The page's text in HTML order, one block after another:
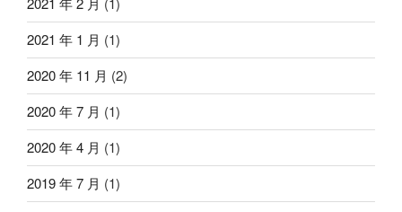
2021 年 1 月 (1)
2020 年 11 月 (2)
2020 年 7 月 (1)
2020 年 4 月 (1)
2019 年 7 月 (1)